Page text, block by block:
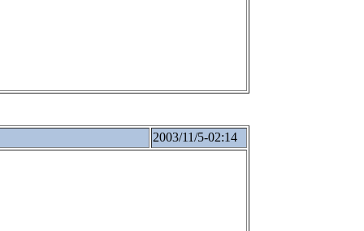
2003/11/5-02:14